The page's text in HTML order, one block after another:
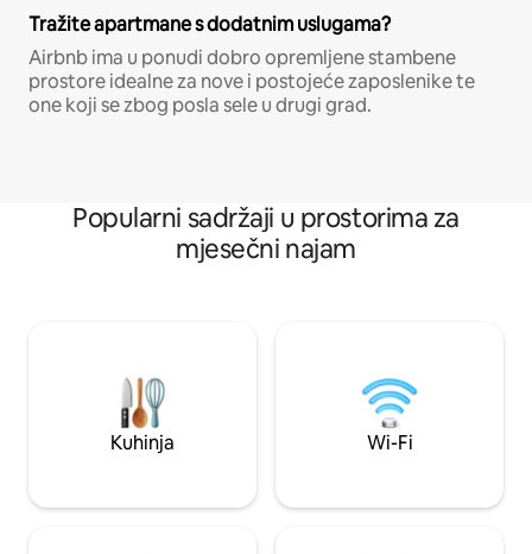
Tražite apartmane s dodatnim uslugama?
Airbnb ima u ponudi dobro opremljene stambene
prostore idealne za nove i postojeće zaposlenike te
one koji se zbog posla sele u drugi grad.
Popularni sadržaji u prostorima za
mjesečni najam
Kuhinja Wi-Fi